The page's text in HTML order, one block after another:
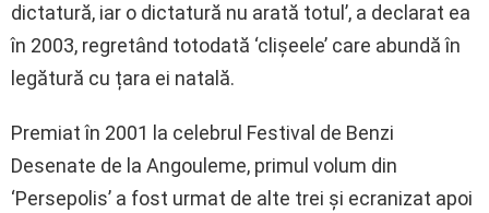
dictatură, iar o dictatură nu arată totul’, a declarat ea
în 2003, regretând totodată ‘clișeele’ care abundă în
legătură cu țara ei natală.
Premiat în 2001 la celebrul Festival de Benzi
Desenate de la Angouleme, primul volum din
‘Persepolis’ a fost urmat de alte trei și ecranizat apoi